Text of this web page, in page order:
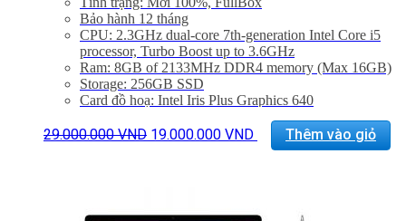
Bảo hành 12 tháng
CPU: 2.3GHz dual-core 7th-generation Intel Core i5
processor, Turbo Boost up to 3.6GHz
Ram: 8GB of 2133MHz DDR4 memory (Max 16GB)
Storage: 256GB SSD
Card đồ hoạ: Intel Iris Plus Graphics 640
1080)
Kết nối: 4x USB 3.0, 2 Thunderbolt 3, LAN, 1x
29.000.000VND Giá
gốc
19.000.000 VND Giá
hiện
Thêm vào giỏ